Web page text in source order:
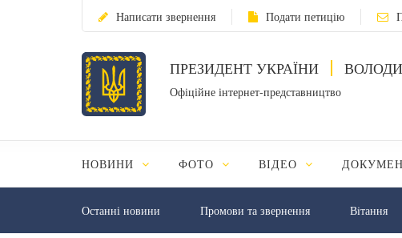
Написати звернення Подати петицію
ПРЕЗИДЕНТ УКРАЇНИ
Офіційне інтернет-представництво
НОВИНИ ФОТО ВІДЕО
Останні новини Промови та звернення Вiтання